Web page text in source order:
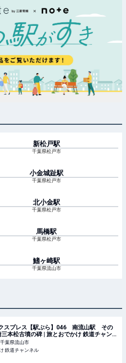
新松戸駅
千葉県松戸市
小金城趾駅
千葉県松戸市
北小金駅
千葉県松戸市
馬橋駅
千葉県松戸市
鰭ヶ崎駅
千葉県流山市
スプレス【駅ぶら】046 南流山駅 その
本松古墳の碑 | 旅とおでかけ 鉄道チャンネ
千葉県流山市
鉄道チャンネル